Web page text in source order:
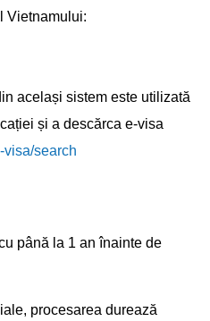
Vietnamului:
același sistem este utilizată
și a descărca e-visa
visa/search
până la 1 an înainte de
procesarea durează